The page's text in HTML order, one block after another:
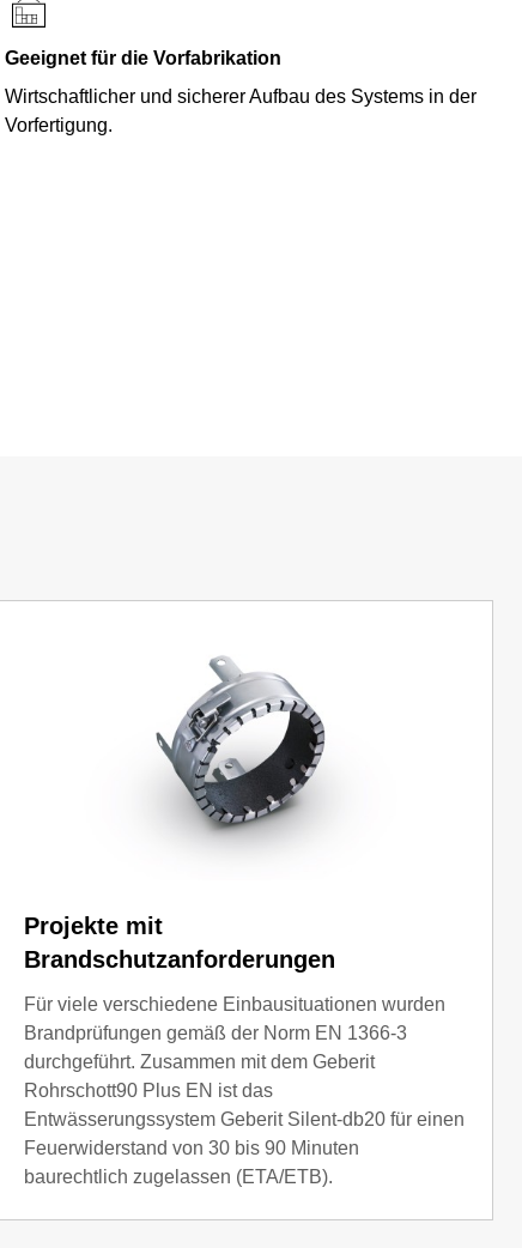
Geeignet für die Vorfabrikation
Wirtschaftlicher und sicherer Aufbau des Systems in der
Vorfertigung.
Projekte mit
Brandschutzanforderungen
Für viele verschiedene Einbausituationen wurden
Brandprüfungen gemäß der Norm EN 1366-3
durchgeführt. Zusammen mit dem Geberit
Rohrschott90 Plus EN ist das
Entwässerungssystem Geberit Silent-db20 für einen
Feuerwiderstand von 30 bis 90 Minuten
baurechtlich zugelassen (ETA/ETB).